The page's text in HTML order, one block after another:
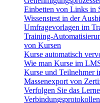
Einbetten von Links in
Wissenstest in der
Umfragevorlagen im
Training-
von Kursen
Kurse automatisch
Wie man Kurse im
Kurse und Teilnehmer
Massenexport von
Verfolgen Sie das
Verbindungsprotokollen